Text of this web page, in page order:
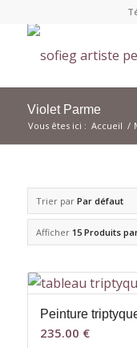
Violet Parme
Vous êtes ici : Accueil /
Trier par Par défaut
Afficher 15 Produits
Peinture
235.00 €